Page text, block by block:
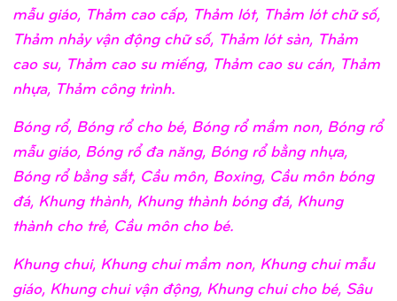
mẫu giáo, Thảm cao cấp, Thảm lót, Thảm lót chữ số,
Thảm nhảy vận động chữ số, Thảm lót sàn, Thảm
cao su, Thảm cao su miếng, Thảm cao su cán, Thảm
nhựa, Thảm công trình.
Bóng rổ, Bóng rổ cho bé, Bóng rổ mầm non, Bóng rổ
mẫu giáo, Bóng rổ đa năng, Bóng rổ bằng nhựa,
Bóng rổ bằng sắt, Cầu môn, Boxing, Cầu môn bóng
đá, Khung thành, Khung thành bóng đá, Khung
thành cho trẻ, Cầu môn cho bé.
Khung chui, Khung chui mầm non, Khung chui mẫu
giáo, Khung chui vận động, Khung chui cho bé, Sâu